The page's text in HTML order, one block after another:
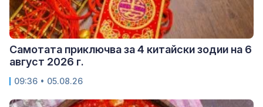
Самотата приключва за 4 китайски зодии на 6
август 2026 г.
09:36 • 05.08.26